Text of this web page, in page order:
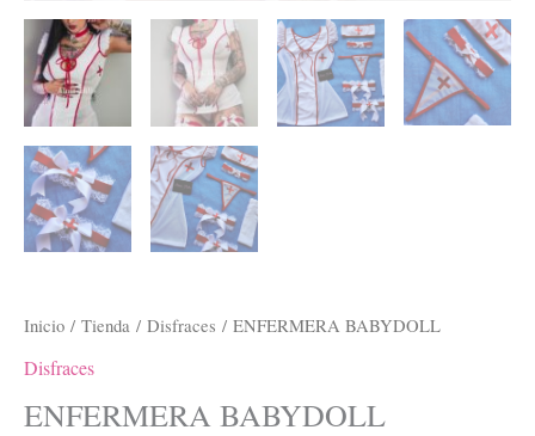
Inicio / Tienda / Disfraces / ENFERMERA BABYDOLL
Disfraces
ENFERMERA BABYDOLL